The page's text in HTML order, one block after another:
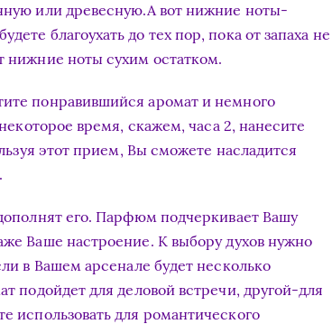
или древесную.А вот нижние ноты-
благоухать до тех пор, пока от запаха не
нижние ноты сухим остатком.
понравившийся аромат и немного
время, скажем, часа 2, нанесите
этот прием, Вы сможете насладится
его. Парфюм подчеркивает Вашу
Ваше настроение. К выбору духов нужно
в Вашем арсенале будет несколько
подойдет для деловой встречи, другой-для
использовать для романтического